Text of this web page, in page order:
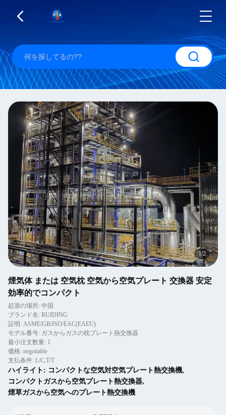
2/2
煙気体 または 空気枕 空気から空気プレート 交換器 安定
効率的でコンパクト
起源の場所: 中国
ブランド名: RUIDING
証明: ASME/GB/ISO/EAC(EAEU)
モデル番号: ガスからガスの枕プレート熱交換器
最小注文数量: 1
価格: negotiable
支払条件: L/C,T/T
ハイライト: コンパクトな空気対空気プレート熱交換機,
コンパクトガスから空気プレート熱交換器,
煙草ガスから空気へのプレート熱交換機